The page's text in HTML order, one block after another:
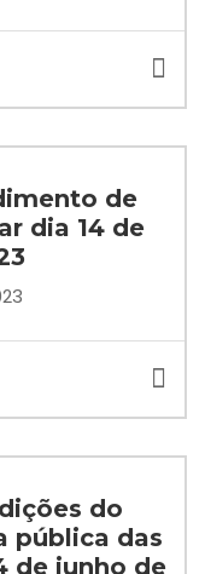
de
dia 14 de
do
pública das
de junho de